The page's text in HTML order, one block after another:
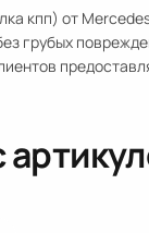
кпп) от
грубых